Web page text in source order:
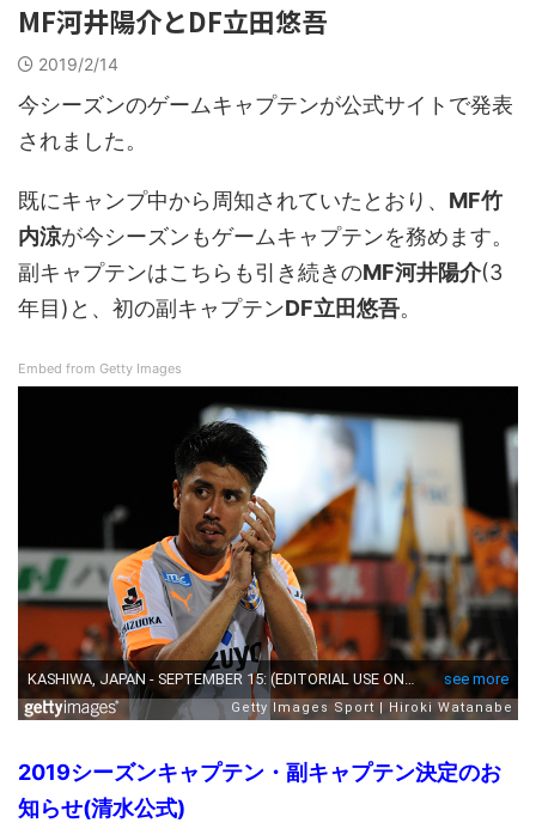
MF河井陽介とDF立田悠吾
2019/2/14
今シーズンのゲームキャプテンが公式サイトで発表
されました。
既にキャンプ中から周知されていたとおり、 MF竹
内涼が今シーズンもゲームキャプテンを務めます。
副キャプテンはこちらも引き続きのMF河井陽介(3
年目)と、初の副キャプテンDF立田悠吾。
Embed from Getty Images
2019シーズンキャプテン・副キャプテン決定のお
知らせ(清水公式)